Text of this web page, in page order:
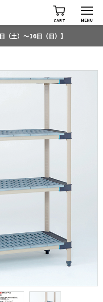
CART MENU
土）～16日（日）】